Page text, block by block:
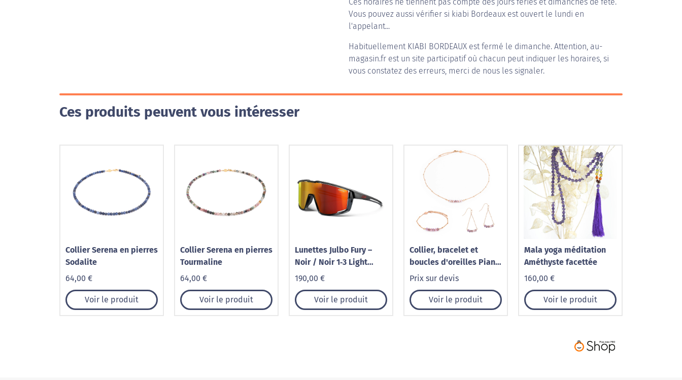
Vous pouvez aussi vérifier si kiabi Bordeaux est ouvert le lundi en
l'appelant...
Habituellement KIABI BORDEAUX est fermé le dimanche. Attention, au-
magasin.fr est un site participatif où chacun peut indiquer les horaires, si
vous constatez des erreurs, merci de nous les signaler.
Ces produits peuvent vous intéresser
Collier Serena en pierres
Sodalite
64,00 €
Voir le produit
Collier Serena en pierres
Tourmaline
64,00 €
Voir le produit
Lunettes Julbo Fury –
Noir / Noir 1‑3 Light
Amplifier
190,00 €
Voir le produit
Collier, bracelet et
boucles d'oreilles Piana
en pierres Améthyste
Prix sur devis
Voir le produit
Mala yoga méditation
Améthyste facettée
160,00 €
Voir le produit